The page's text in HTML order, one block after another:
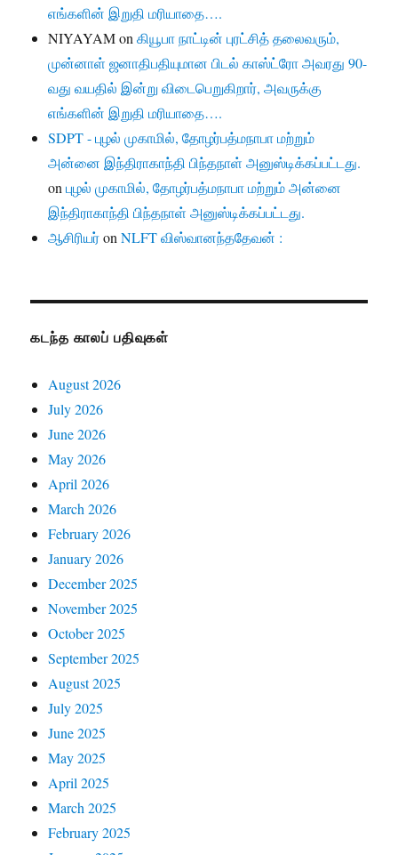
எங்களின் இறுதி மரியாதை….
NIYAYAMonகியூபா நாட்டின் புரட்சித் தலைவரும்,
முன்னாள் ஜனாதிபதியுமான பிடல் காஸ்ட்ரோ அவரது 90-
வது வயதில் இன்று விடைபெறுகிறார், அவருக்கு
எங்களின் இறுதி மரியாதை….
SDPT - புழல் முகாமில், தோழர்பத்மநாபா மற்றும்
அன்னை இந்திராகாந்தி பிந்தநாள் அனுஸ்டிக்கப்பட்டது.
onபுழல் முகாமில், தோழர்பத்மநாபா மற்றும் அன்னை
இந்திராகாந்தி பிந்தநாள் அனுஸ்டிக்கப்பட்டது.
ஆசிரியர்onNLFT விஸ்வானந்ததேவன் :
கடந்த காலப் பதிவுகள்
August 2026
July 2026
June 2026
May 2026
April 2026
March 2026
February 2026
January 2026
December 2025
November 2025
October 2025
September 2025
August 2025
July 2025
June 2025
May 2025
April 2025
March 2025
February 2025